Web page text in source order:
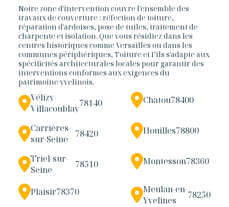
Notre zone d'intervention couvre l'ensemble des
travaux de couverture : réfection de toiture,
réparation d'ardoises, pose de tuiles, traitement de
charpente et isolation. Que vous résidiez dans les
centres historiques comme Versailles ou dans les
communes périphériques, Toiture et Fils s'adapte aux
spécificités architecturales locales pour garantir des
interventions conformes aux exigences du
patrimoine yvelinois.
Vélizy-
Villacoublay78140 Chatou78400
Carrières-
sur-Seine
78420 Houilles78800
Triel-sur-
Seine
78510 Montesson78360
Plaisir78370
Meulan-en-
Yvelines
78250